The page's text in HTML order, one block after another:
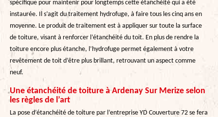
spécifique pour maintenir pour longtemps cette étanchéité qui a été
instaurée. Il s’agit du traitement hydrofuge, à faire tous les cinq ans en
moyenne. Le produit de traitement est à appliquer sur toute la surface
de toiture, visant à renforcer l’étanchéité du toit. En plus de rendre la
toiture encore plus étanche, l’hydrofuge permet également à votre
revêtement de toit d’être plus brillant, retrouvant un aspect comme
neuf.
Une étanchéité de toiture à Ardenay Sur Merize selon
les règles de l’art
La pose d’étanchéité de toiture par l’entreprise YD Couverture 72 se fera